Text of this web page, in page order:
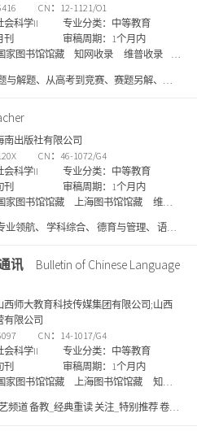
CN：12-1121/O1
会科学II
专业分类：中等教育
刊
审稿周期：1个月内
家图书馆馆藏 知网收录
维普收录
解题、从高考到竞赛、赛题另解、学
南出版社有限公司
CN：46-1072/G4
会科学II
专业分类：中等教育
刊
审稿周期：1个月内
家图书馆馆藏 上海图书馆馆藏
维普
业领航、 学科综合、 德育与管理、 语文
创业
讯
Bulletin of Chinese Language
西师大教育科技传媒集团有限公司;山西
有限公司
CN：14-1017/G4
会科学II
专业分类：中等教育
刊
审稿周期：1个月内
家图书馆馆藏 上海图书馆馆藏
知网
频道 备教_经典重读 关注_特别推荐 卷首